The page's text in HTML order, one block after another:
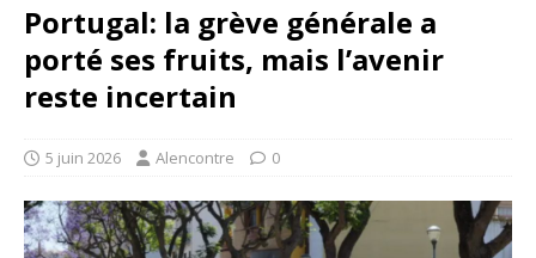
Portugal: la grève générale a
porté ses fruits, mais l’avenir
reste incertain
5 juin 2026 Alencontre 0